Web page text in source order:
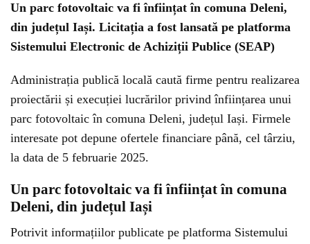
Un parc fotovoltaic va fi înființat în comuna Deleni,
din județul Iași. Licitația a fost lansată pe platforma
Sistemului Electronic de Achiziții Publice (SEAP)
Administrația publică locală caută firme pentru realizarea
proiectării și execuției lucrărilor privind înființarea unui
parc fotovoltaic în comuna Deleni, județul Iași. Firmele
interesate pot depune ofertele financiare până, cel târziu,
la data de 5 februarie 2025.
Un parc fotovoltaic va fi înființat în comuna
Deleni, din județul Iași
Potrivit informațiilor publicate pe platforma Sistemului